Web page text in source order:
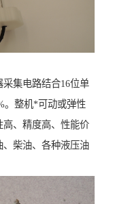
集电路结合16位单
。整机*可动或弹性
、精度高、性能价
柴油、各种液压油